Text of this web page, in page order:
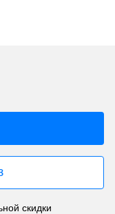
скидки